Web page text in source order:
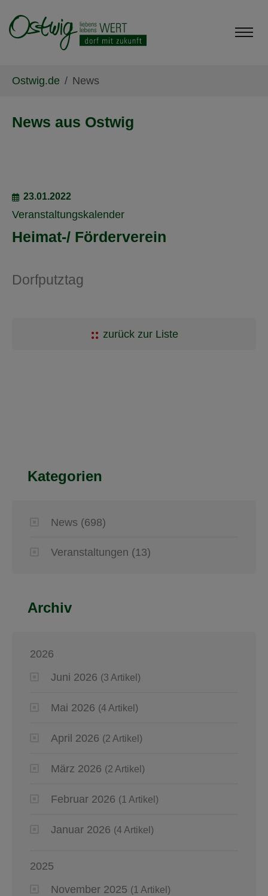
Ostwig.de News
News aus Ostwig
23.01.2022
Veranstaltungskalender
Heimat-/ Förderverein
Dorfputztag
zurück zur Liste
Kategorien
News (698)
Veranstaltungen (13)
Archiv
2026
Juni 2026 (3 Artikel)
Mai 2026 (4 Artikel)
April 2026 (2 Artikel)
März 2026 (2 Artikel)
Februar 2026 (1 Artikel)
Januar 2026 (4 Artikel)
2025
November 2025 (1 Artikel)